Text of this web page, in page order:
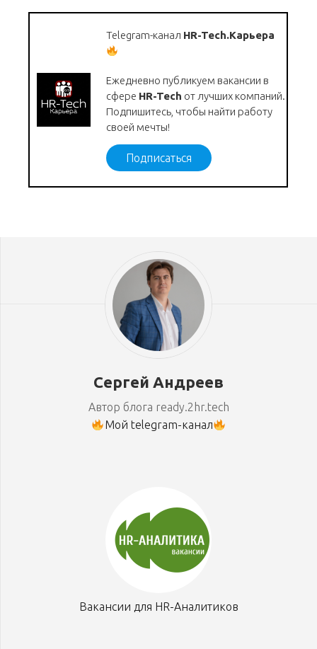
Telegram-канал HR-Tech.Карьера
Ежедневно публикуем вакансии в
сфере HR-Tech от лучших компаний.
Подпишитесь, чтобы найти работу
своей мечты!
Подписаться
Сергей Андреев
Автор блога ready.2hr.tech
Мой telegram-канал
Вакансии для HR-Аналитиков